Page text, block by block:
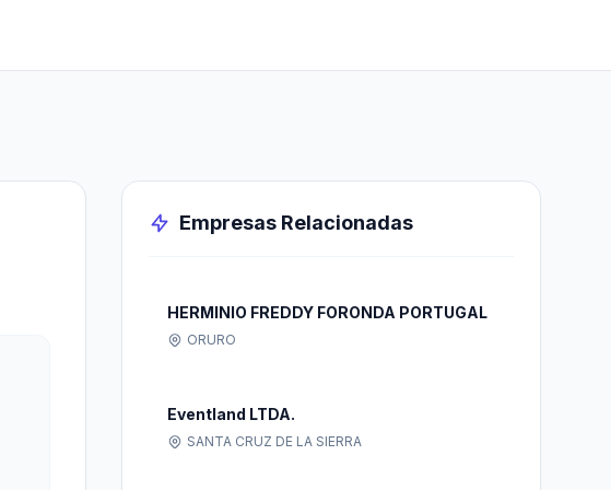
Empresas Relacionadas
HERMINIO FREDDY FORONDA PORTUGAL
ORURO
Eventland LTDA.
SANTA CRUZ DE LA SIERRA